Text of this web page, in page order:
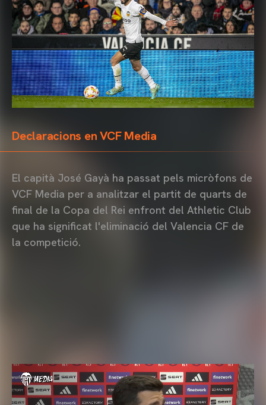
Declaracions en VCF Media
El capità José Gayà ha passat pels micròfons de
VCF Media per a analitzar el partit de quarts de
final de la Copa del Rei enfront del Athletic Club
que ha significat l'eliminació del Valencia CF de
la competició.